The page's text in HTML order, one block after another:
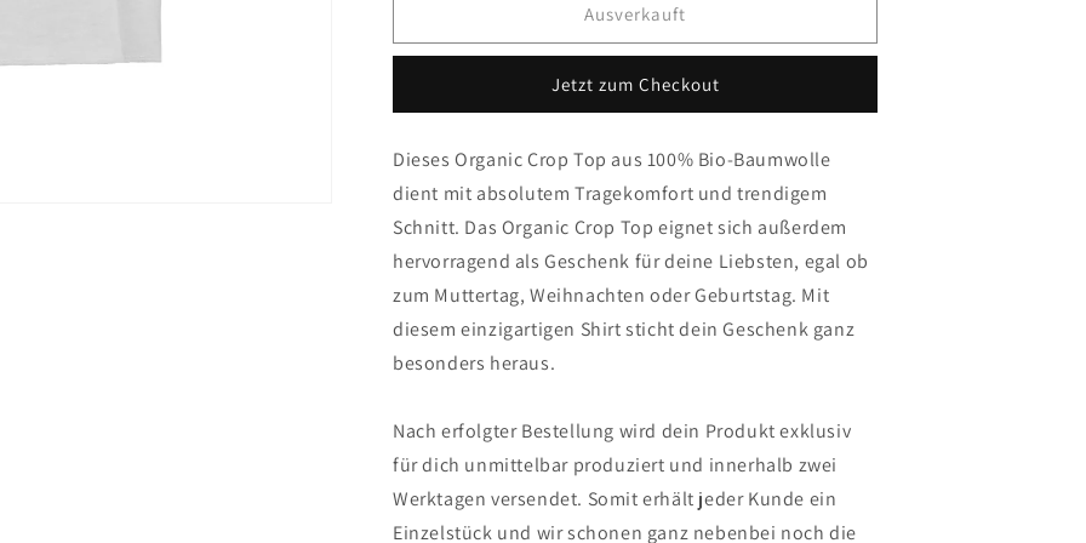
Crop
Crop
Ausverkauft
Jetzt zum Checkout
Dieses Organic Crop Top aus 100% Bio-Baumwolle
dient mit absolutem Tragekomfort und trendigem
Schnitt. Das Organic Crop Top eignet sich außerdem
hervorragend als Geschenk für deine Liebsten, egal ob
zum Muttertag, Weihnachten oder Geburtstag. Mit
diesem einzigartigen Shirt sticht dein Geschenk ganz
besonders heraus.
Nach erfolgter Bestellung wird dein Produkt exklusiv
für dich unmittelbar produziert und innerhalb zwei
Werktagen versendet. Somit erhält jeder Kunde ein
Einzelstück und wir schonen ganz nebenbei noch die